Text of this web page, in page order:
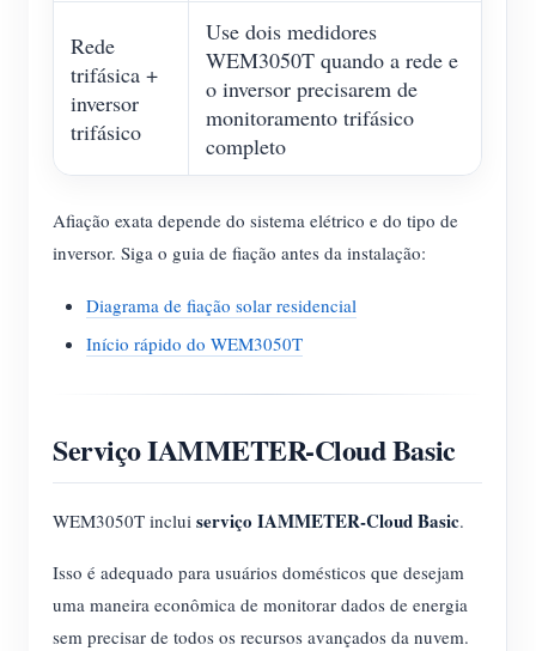
Rede
trifásica +
inversor
trifásico
Use dois medidores
WEM3050T quando a rede e
o inversor precisarem de
monitoramento trifásico
completo
Afiação exata depende do sistema elétrico e do tipo de
inversor. Siga o guia de fiação antes da instalação:
Diagrama de fiação solar residencial
Início rápido do WEM3050T
Serviço IAMMETER-Cloud Basic
WEM3050T inclui serviço IAMMETER-Cloud Basic.
Isso é adequado para usuários domésticos que desejam
uma maneira econômica de monitorar dados de energia
sem precisar de todos os recursos avançados da nuvem.